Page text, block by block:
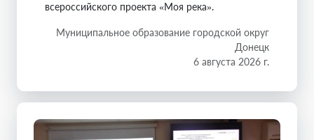
всероссийского проекта «Моя река».
Муниципальное образование городской округ
Донецк
6 августа 2026 г.